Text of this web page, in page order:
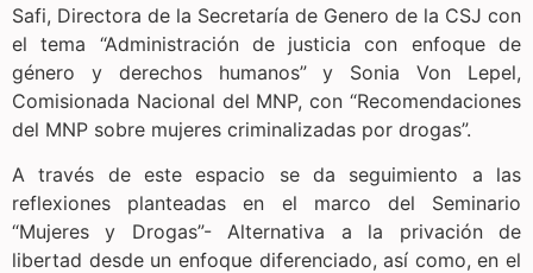
Safi, Directora de la Secretaría de Genero de la CSJ con
el tema “Administración de justicia con enfoque de
género y derechos humanos” y Sonia Von Lepel,
Comisionada Nacional del MNP, con “Recomendaciones
del MNP sobre mujeres criminalizadas por drogas”.
A través de este espacio se da seguimiento a las
reflexiones planteadas en el marco del Seminario
“Mujeres y Drogas”- Alternativa a la privación de
libertad desde un enfoque diferenciado, así como, en el